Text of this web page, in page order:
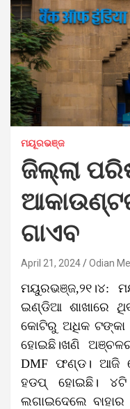
ମୟୂରଭଞ୍ଜ
ଜିଲ୍ଲା
ଗାଏବ
April 21, 2024 Odian
ମୟୁରଭଞ୍ଜ,୨୧।୪:
ଇଣ୍ଡିଆ ଶାଖାରେ
କୋଟିରୁ ଅଧିକ ଟଙ୍କା
ହୋଇଛି।ଖଣି
DMF ଫଣ୍ଡ। ଆଜି
ହଡପ୍‌ ହୋଇଛି।
ଲଗାଇଦେଲେ ବାହାର